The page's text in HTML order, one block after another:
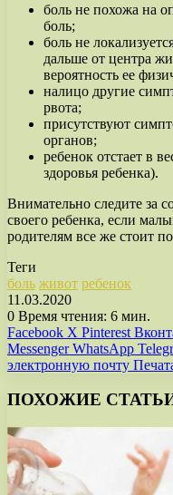
боль не похожа на
боль;
боль не
дальше от центра
вероятность ее
налицо другие
рвота;
присутствуют
органов;
ребенок отстает в
здоровья ребенка).
Внимательно следите за
своего ребенка, если
родителям все же стоит
Теги
боль живот ребенок
11.03.2020
0 Время чтения: 6 мин.
Facebook X Pinterest
Messenger WhatsApp
электронную почту
ПОХОЖИЕ